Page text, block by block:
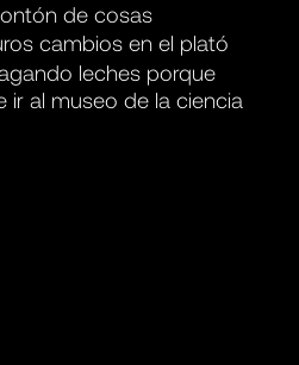
de cosas
cambios en el plató
leches porque
ir al museo de la ciencia